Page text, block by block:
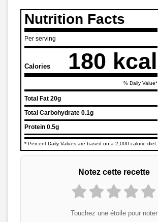
Nutrition Facts
Per serving
Calories 180 kcal
% Daily Value*
Total Fat 20g
Total Carbohydrate 0.1g
Protein 0.5g
* Percent Daily Values are based on a 2,000 calorie diet.
Notez cette recette
Touchez une étoile pour noter